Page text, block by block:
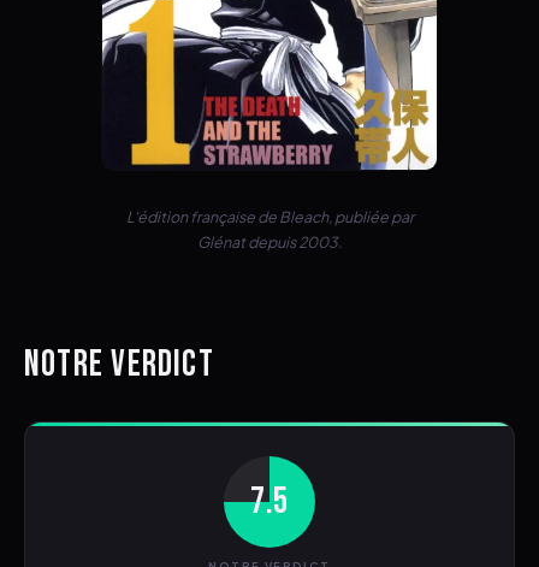
L'édition française de Bleach, publiée par
Glénat depuis 2003.
NOTRE VERDICT
7.5